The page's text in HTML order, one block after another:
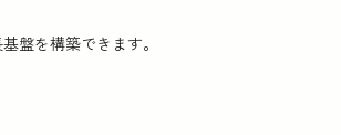
盤を構築できます。